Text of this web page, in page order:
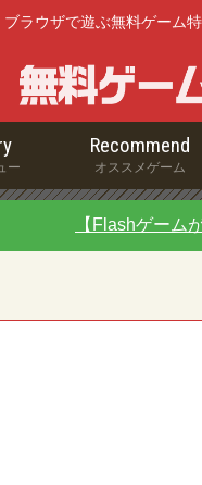
ブラウザで遊ぶ無料ゲーム
ー
Recommend
オススメゲーム
【Flashゲーム